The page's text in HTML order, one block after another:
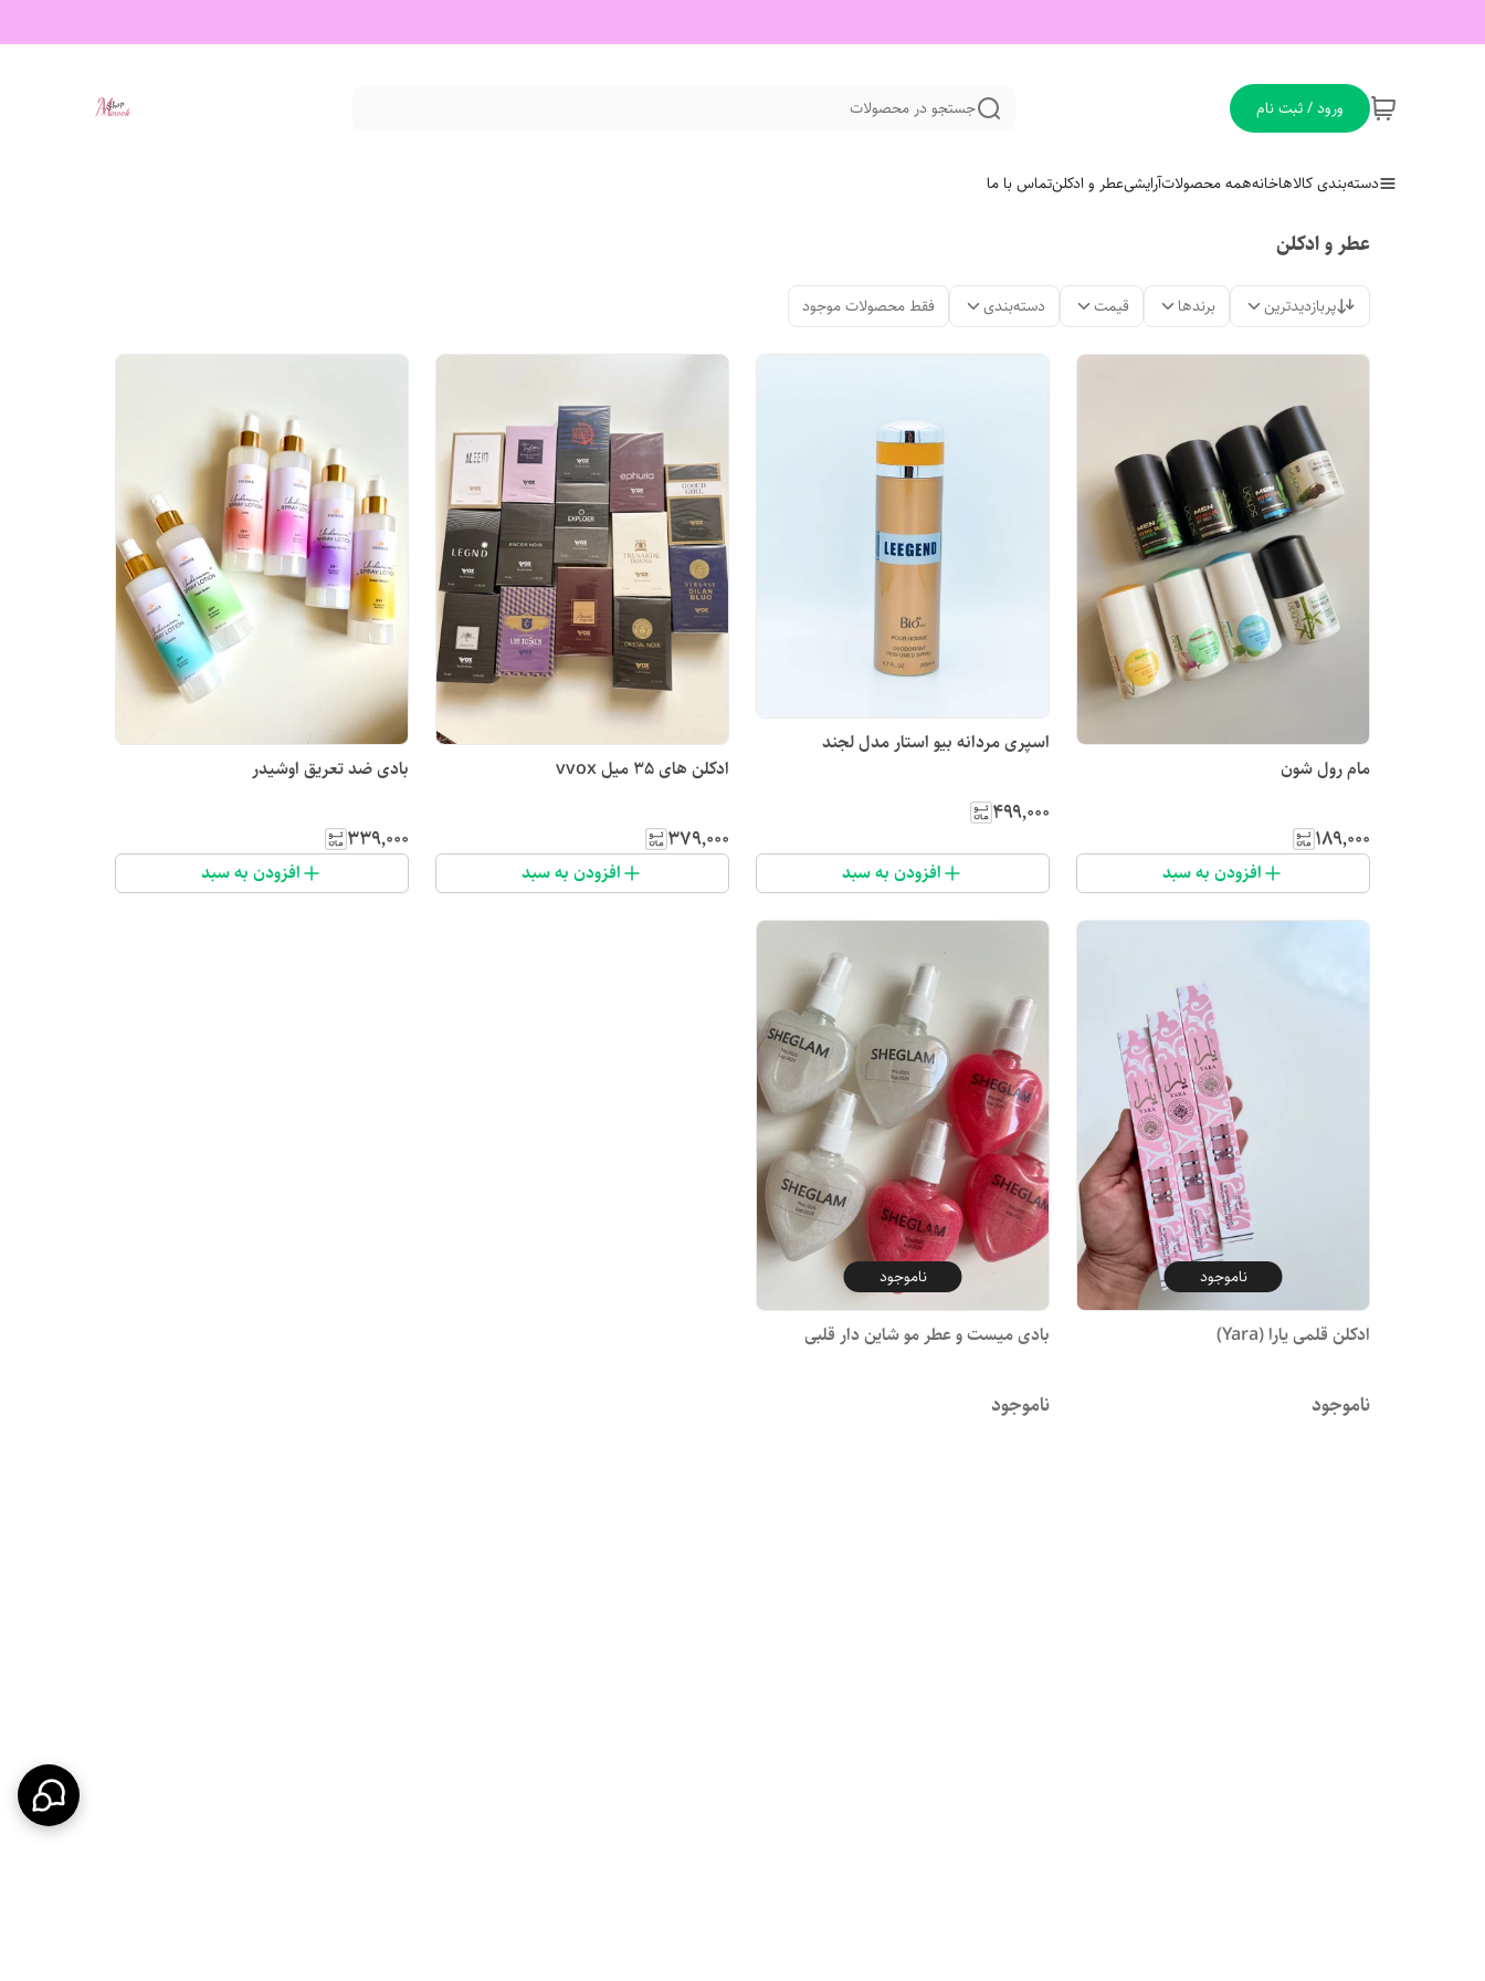
ورود / ثبت نام جستجو در محصولات
دسته‌بندی کالاهاخانههمه محصولاتآرایشیعطر و ادکلنتماس با ما
عطر و ادکلن
پربازدیدترین برندها قیمت دسته‌بندی فقط محصولات موجود
مام رول شون
۱۸۹٬۰۰۰
افزودن به سبد
اسپری مردانه بیو استار مدل لجند
۴۹۹٬۰۰۰
افزودن به سبد
ادکلن های 35 میل vvox
۳۷۹٬۰۰۰
افزودن به سبد
بادی ضد تعریق اوشیدر
۳۳۹٬۰۰۰
افزودن به سبد
ناموجود
ادکلن قلمی یارا (Yara)
ناموجود
ناموجود
بادی میست و عطر مو شاین دار قلبی
ناموجود